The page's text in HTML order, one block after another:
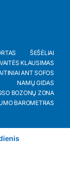
ŠEŠĖLIAI
KLAUSIMAS
ANT SOFOS
NAMŲ GIDAS
BOZONŲ ZONA
BAROMETRAS